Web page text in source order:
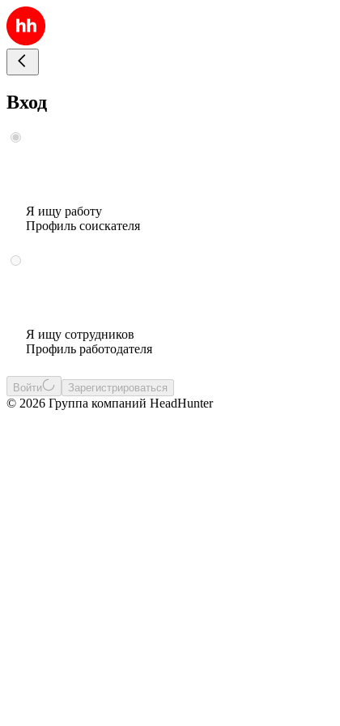
Вход
Я ищу работу
Профиль соискателя
Я ищу сотрудников
Профиль работодателя
Войти Зарегистрироваться
© 2026 Группа компаний HeadHunter